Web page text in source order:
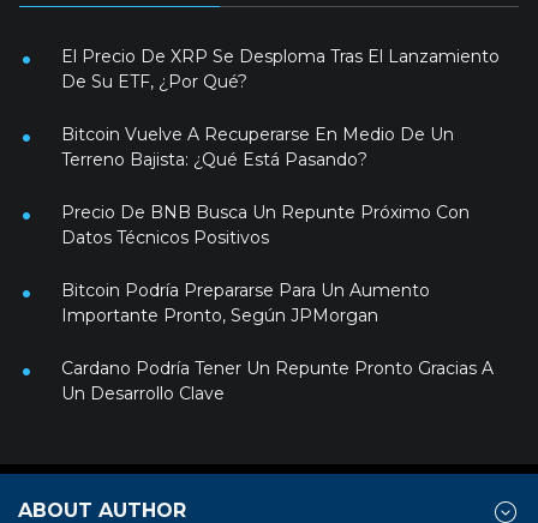
El Precio De XRP Se Desploma Tras El Lanzamiento
De Su ETF, ¿Por Qué?
Bitcoin Vuelve A Recuperarse En Medio De Un
Terreno Bajista: ¿Qué Está Pasando?
Precio De BNB Busca Un Repunte Próximo Con
Datos Técnicos Positivos
Bitcoin Podría Prepararse Para Un Aumento
Importante Pronto, Según JPMorgan
Cardano Podría Tener Un Repunte Pronto Gracias A
Un Desarrollo Clave
ABOUT AUTHOR